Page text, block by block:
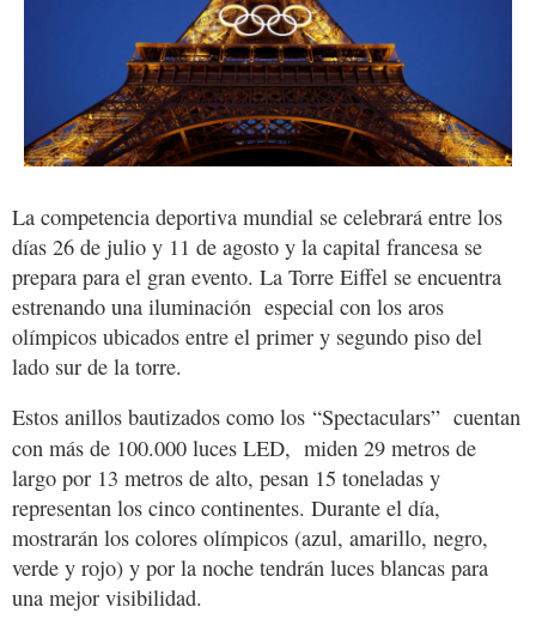
La competencia deportiva mundial se celebrará entre los
días 26 de julio y 11 de agosto y la capital francesa se
prepara para el gran evento. La Torre Eiffel se encuentra
estrenando una iluminación especial con los aros
olímpicos ubicados entre el primer y segundo piso del
lado sur de la torre.
Estos anillos bautizados como los “Spectaculars” cuentan
con más de 100.000 luces LED, miden 29 metros de
largo por 13 metros de alto, pesan 15 toneladas y
representan los cinco continentes. Durante el día,
mostrarán los colores olímpicos (azul, amarillo, negro,
verde y rojo) y por la noche tendrán luces blancas para
una mejor visibilidad.